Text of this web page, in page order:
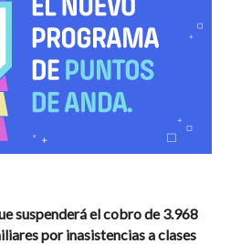
suspenderá el cobro de 3.968
por inasistencias a clases